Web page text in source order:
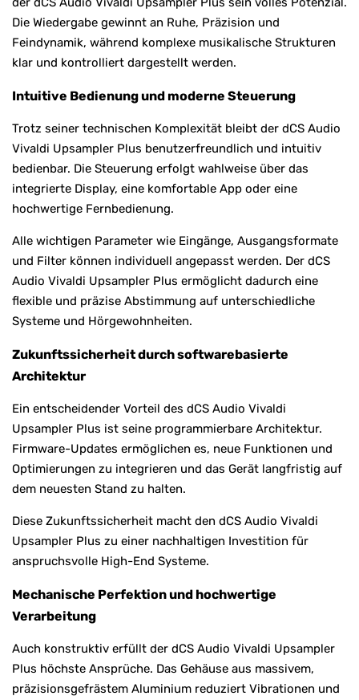
Die Wiedergabe gewinnt an Ruhe, Präzision und
Feindynamik, während komplexe musikalische Strukturen
klar und kontrolliert dargestellt werden.
Intuitive Bedienung und moderne Steuerung
Trotz seiner technischen Komplexität bleibt der dCS Audio
Vivaldi Upsampler Plus benutzerfreundlich und intuitiv
bedienbar. Die Steuerung erfolgt wahlweise über das
integrierte Display, eine komfortable App oder eine
hochwertige Fernbedienung.
Alle wichtigen Parameter wie Eingänge, Ausgangsformate
und Filter können individuell angepasst werden. Der dCS
Audio Vivaldi Upsampler Plus ermöglicht dadurch eine
flexible und präzise Abstimmung auf unterschiedliche
Systeme und Hörgewohnheiten.
Zukunftssicherheit durch softwarebasierte
Architektur
Ein entscheidender Vorteil des dCS Audio Vivaldi
Upsampler Plus ist seine programmierbare Architektur.
Firmware-Updates ermöglichen es, neue Funktionen und
Optimierungen zu integrieren und das Gerät langfristig auf
dem neuesten Stand zu halten.
Diese Zukunftssicherheit macht den dCS Audio Vivaldi
Upsampler Plus zu einer nachhaltigen Investition für
anspruchsvolle High-End Systeme.
Mechanische Perfektion und hochwertige
Verarbeitung
Auch konstruktiv erfüllt der dCS Audio Vivaldi Upsampler
Plus höchste Ansprüche. Das Gehäuse aus massivem,
präzisionsgefrästem Aluminium reduziert Vibrationen und